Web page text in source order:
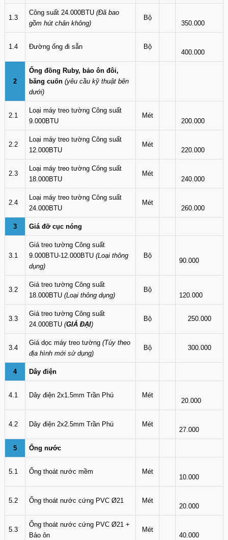
1.3
Công suất 24.000BTU (Đã bao
gồm hút chân không)
Bộ
350.000
1.4 Đường ống đi sẵn Bộ
400.000
2
Ống đồng Ruby, bảo ôn đôi,
băng cuốn (yêu cầu kỹ thuật bên
dưới)
2.1
Loại máy treo tường Công suất
9.000BTU
Mét
200.000
2.2
Loại máy treo tường Công suất
12.000BTU
Mét
220.000
2.3
Loại máy treo tường Công suất
18.000BTU
Mét
240.000
2.4
Loại máy treo tường Công suất
24.000BTU
Mét
260.000
3 Giá đỡ cục nóng
3.1
Giá treo tường Công suất
9.000BTU-12.000BTU (Loại thông
dụng)
Bộ
90.000
3.2
Giá treo tường Công suất
18.000BTU (Loại thông dụng)
Bộ
120.000
3.3
Giá treo tường Công suất
24.000BTU (GIÁ ĐẠI)
Bộ 250.000
3.4
Giá dọc máy treo tường (Tùy theo
địa hình mới sử dụng)
Bộ 300.000
4 Dây điện
4.1 Dây điện 2x1.5mm Trần Phú Mét
20.000
4.2 Dây điện 2x2.5mm Trần Phú Mét
27.000
5 Ống nước
5.1 Ống thoát nước mềm Mét
10.000
5.2 Ống thoát nước cứng PVC Ø21 Mét
20.000
5.3
Ống thoát nước cứng PVC Ø21 +
Bảo ôn
Mét
40.000